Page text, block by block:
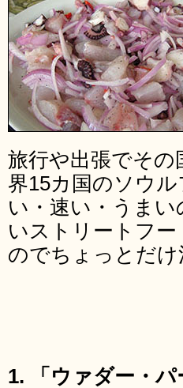
旅行や出張でそ
界15カ国のソウ
い・速い・うま
いストリートフ
のでちょっとだ
1. 「ウァダー・